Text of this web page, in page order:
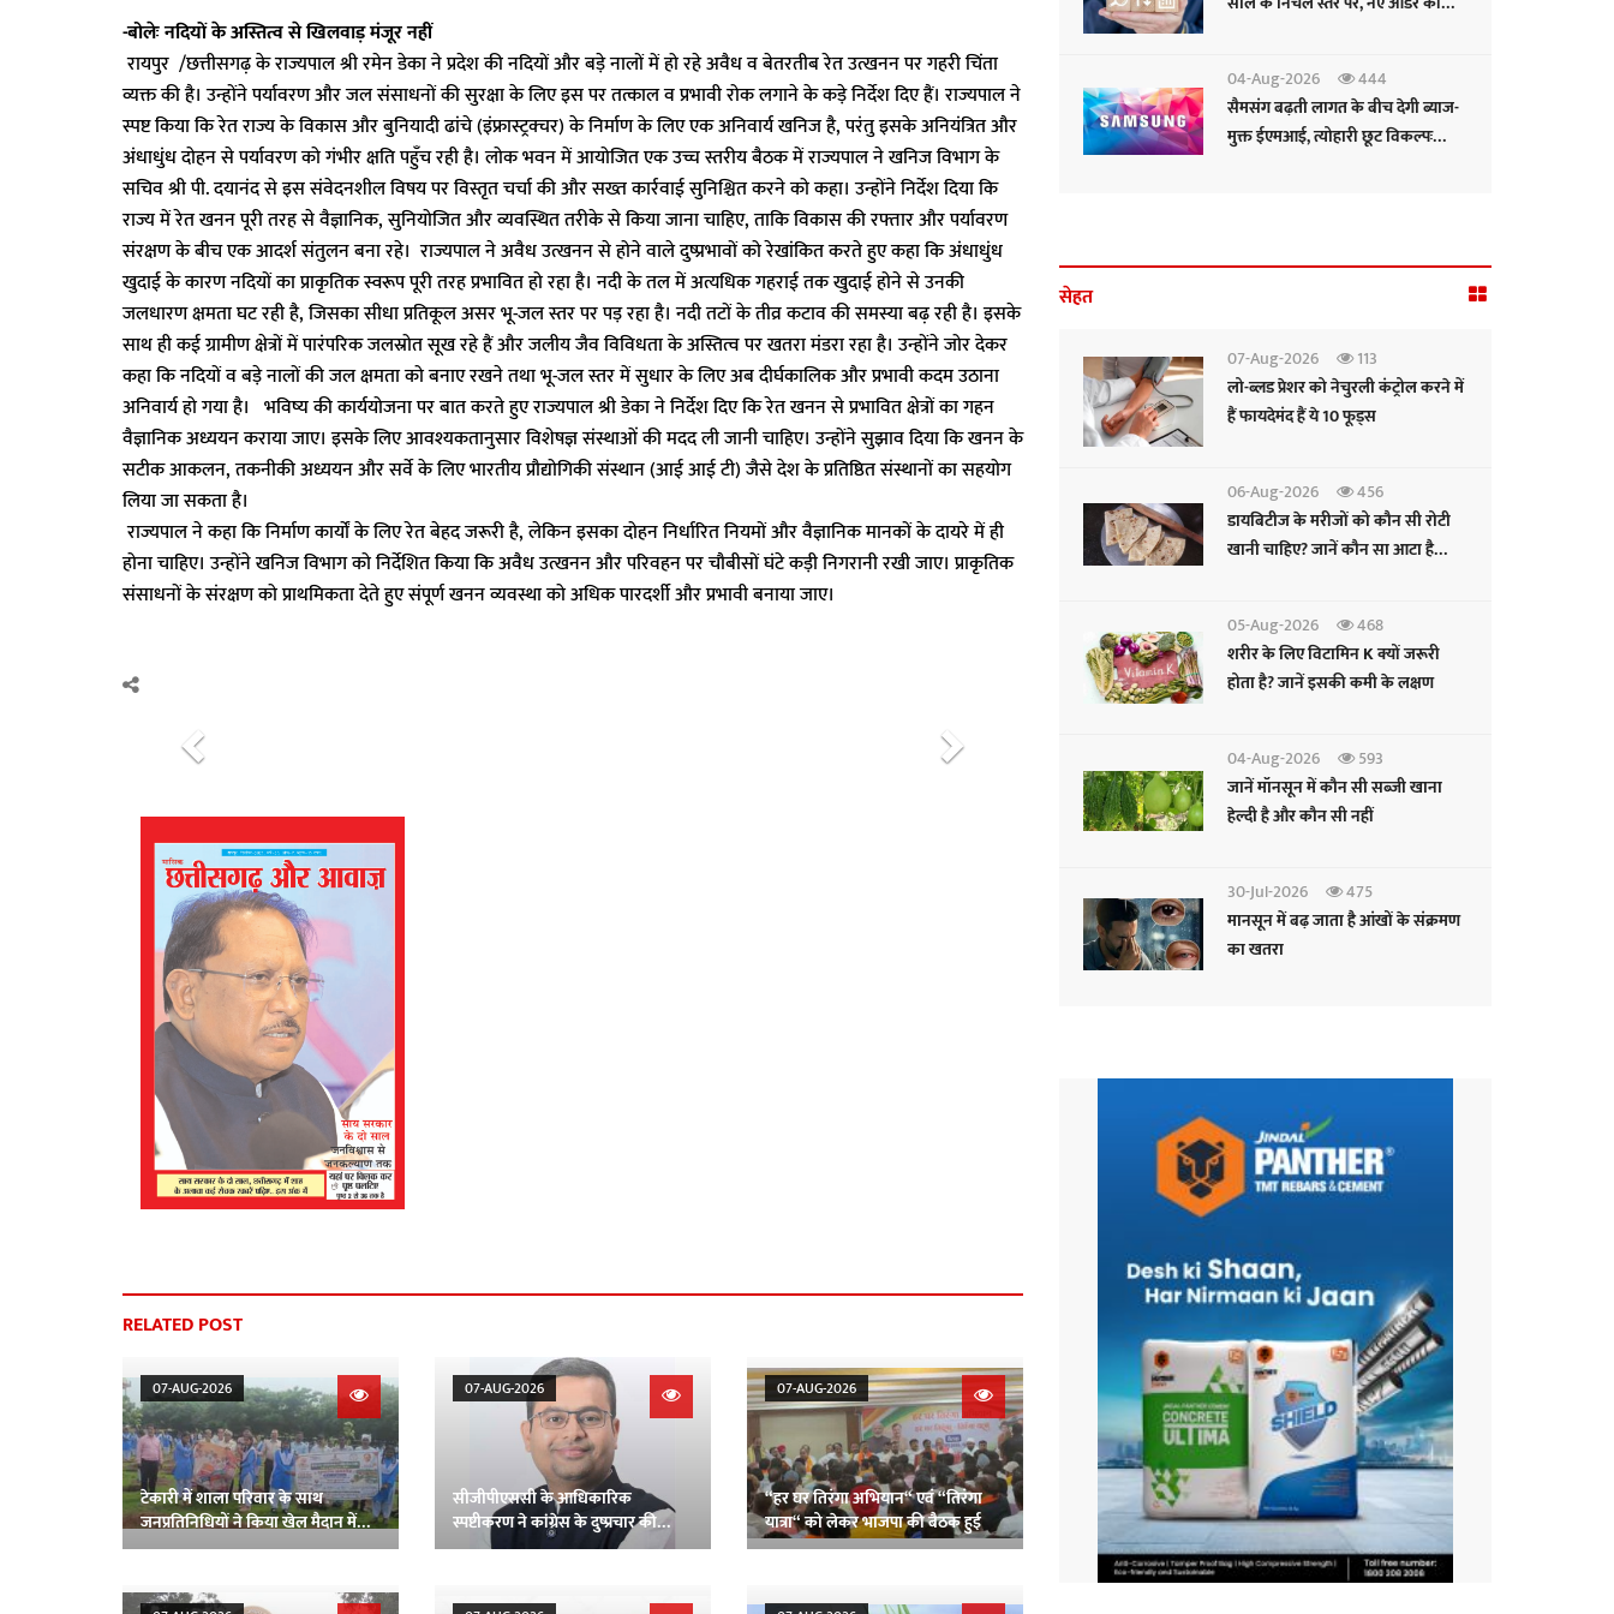
-बोलेः नदियों के अस्तित्व से खिलवाड़ मंजूर नहीं
रायपुर /छत्तीसगढ़ के राज्यपाल श्री रमेन डेका ने प्रदेश की नदियों और बड़े नालों में हो रहे अवैध व बेतरतीब रेत उत्खनन पर गहरी चिंता
व्यक्त की है। उन्होंने पर्यावरण और जल संसाधनों की सुरक्षा के लिए इस पर तत्काल व प्रभावी रोक लगाने के कड़े निर्देश दिए हैं। राज्यपाल ने
स्पष्ट किया कि रेत राज्य के विकास और बुनियादी ढांचे (इंफ्रास्ट्रक्चर) के निर्माण के लिए एक अनिवार्य खनिज है, परंतु इसके अनियंत्रित और
अंधाधुंध दोहन से पर्यावरण को गंभीर क्षति पहुँच रही है। लोक भवन में आयोजित एक उच्च स्तरीय बैठक में राज्यपाल ने खनिज विभाग के
सचिव श्री पी. दयानंद से इस संवेदनशील विषय पर विस्तृत चर्चा की और सख्त कार्रवाई सुनिश्चित करने को कहा। उन्होंने निर्देश दिया कि
राज्य में रेत खनन पूरी तरह से वैज्ञानिक, सुनियोजित और व्यवस्थित तरीके से किया जाना चाहिए, ताकि विकास की रफ्तार और पर्यावरण
संरक्षण के बीच एक आदर्श संतुलन बना रहे। राज्यपाल ने अवैध उत्खनन से होने वाले दुष्प्रभावों को रेखांकित करते हुए कहा कि अंधाधुंध
खुदाई के कारण नदियों का प्राकृतिक स्वरूप पूरी तरह प्रभावित हो रहा है। नदी के तल में अत्यधिक गहराई तक खुदाई होने से उनकी
जलधारण क्षमता घट रही है, जिसका सीधा प्रतिकूल असर भू-जल स्तर पर पड़ रहा है। नदी तटों के तीव्र कटाव की समस्या बढ़ रही है। इसके
साथ ही कई ग्रामीण क्षेत्रों में पारंपरिक जलस्रोत सूख रहे हैं और जलीय जैव विविधता के अस्तित्व पर खतरा मंडरा रहा है। उन्होंने जोर देकर
कहा कि नदियों व बड़े नालों की जल क्षमता को बनाए रखने तथा भू-जल स्तर में सुधार के लिए अब दीर्घकालिक और प्रभावी कदम उठाना
अनिवार्य हो गया है। भविष्य की कार्ययोजना पर बात करते हुए राज्यपाल श्री डेका ने निर्देश दिए कि रेत खनन से प्रभावित क्षेत्रों का गहन
वैज्ञानिक अध्ययन कराया जाए। इसके लिए आवश्यकतानुसार विशेषज्ञ संस्थाओं की मदद ली जानी चाहिए। उन्होंने सुझाव दिया कि खनन के
सटीक आकलन, तकनीकी अध्ययन और सर्वे के लिए भारतीय प्रौद्योगिकी संस्थान (आई आई टी) जैसे देश के प्रतिष्ठित संस्थानों का सहयोग
लिया जा सकता है।
राज्यपाल ने कहा कि निर्माण कार्यों के लिए रेत बेहद जरूरी है, लेकिन इसका दोहन निर्धारित नियमों और वैज्ञानिक मानकों के दायरे में ही
होना चाहिए। उन्होंने खनिज विभाग को निर्देशित किया कि अवैध उत्खनन और परिवहन पर चौबीसों घंटे कड़ी निगरानी रखी जाए। प्राकृतिक
संसाधनों के संरक्षण को प्राथमिकता देते हुए संपूर्ण खनन व्यवस्था को अधिक पारदर्शी और प्रभावी बनाया जाए।
P
e
v
i
o
u
s
N
RELATED POST
07-AUG-2026
टेकारी में शाला परिवार के साथ
जनप्रतिनिधियों ने किया खेल मैदान में
वृक्षारोपण
07-AUG-2026
सीजीपीएससी के आधिकारिक
स्पष्टीकरण ने कांग्रेस के दुष्प्रचार की
खोली पोल : भाजपा
07-AUG-2026
“हर घर तिरंगा अभियान“ एवं “तिरंगा
यात्रा“ को लेकर भाजपा की बैठक हुई
04-Aug-2026
444
सैमसंग बढ़ती लागत के बीच देगी ब्याज-
मुक्त ईएमआई, त्योहारी छूट विकल्पः
सेहत
07-Aug-2026
113
लो-ब्लड प्रेशर को नेचुरली कंट्रोल करने में
हैं फायदेमंद हैं ये 10 फूड्स
06-Aug-2026
456
डायबिटीज के मरीजों को कौन सी रोटी
खानी चाहिए? जानें कौन सा आटा है
05-Aug-2026
468
शरीर के लिए विटामिन K क्यों जरूरी
होता है? जानें इसकी कमी के लक्षण
04-Aug-2026
593
जानें मॉनसून में कौन सी सब्जी खाना
हेल्दी है और कौन सी नहीं
30-Jul-2026
475
मानसून में बढ़ जाता है आंखों के संक्रमण
का खतरा